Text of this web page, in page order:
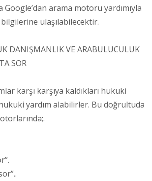
Google’dan arama motoru yardımıyla
ulaşılabilecektir.
DANIŞMANLIK VE ARABULUCULUK
SOR
karşı karşıya kaldıkları hukuki
yardım alabilirler. Bu doğrultuda